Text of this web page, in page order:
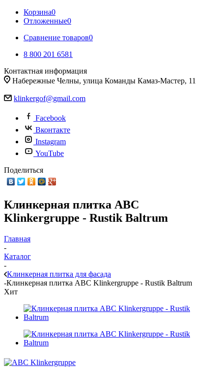
Корзина0
Отложенные0
Сравнение товаров0
8 800 201 6581
Контактная информация
Набережные Челны, улица Команды Камаз-Мастер, 11
klinkergof@gmail.com
Facebook
Вконтакте
Instagram
YouTube
Поделиться
Клинкерная плитка ABC
Klinkergruppe - Rustik Baltrum
Главная
-
Каталог
-
Клинкерная плитка для фасада
-Клинкерная плитка ABC Klinkergruppe - Rustik Baltrum
Хит